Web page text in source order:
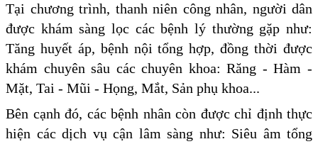
Tại chương trình, thanh niên công nhân, người dân
được khám sàng lọc các bệnh lý thường gặp như:
Tăng huyết áp, bệnh nội tổng hợp, đồng thời được
khám chuyên sâu các chuyên khoa: Răng - Hàm -
Mặt, Tai - Mũi - Họng, Mắt, Sản phụ khoa...
Bên cạnh đó, các bệnh nhân còn được chỉ định thực
hiện các dịch vụ cận lâm sàng như: Siêu âm tổng